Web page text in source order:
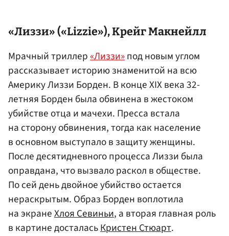
«Лиззи» («Lizzie»), Крейг Макнейлл
Мрачный триллер«Лиззи»под новым углом
рассказывает историю знаменитой на всю
Америку Лиззи Борден. В конце XIX века 32-
летняя Борден была обвинена в жестоком
убийстве отца и мачехи. Пресса встала
на сторону обвинения, тогда как население
в основном выступало в защиту женщины.
После десятидневного процесса Лиззи была
оправдана, что вызвало раскол в обществе.
По сей день двойное убийство остается
нераскрытым. Образ Борден воплотила
на экранеХлоя Севиньи, а вторая главная роль
в картине досталасьКристен Стюарт.